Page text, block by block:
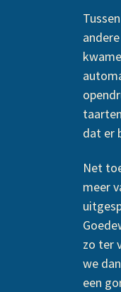
dat er
Net
meer
zo ter
we
een